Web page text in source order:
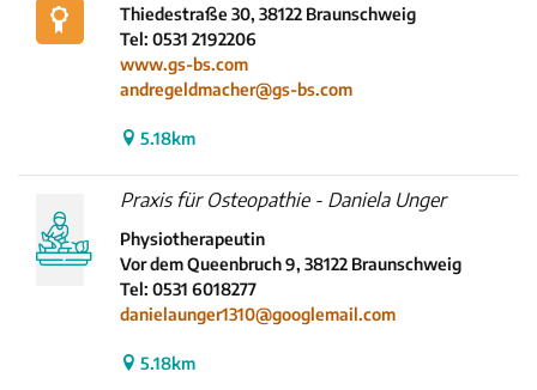
Thiedestraße 30, 38122 Braunschweig
Tel: 0531 2192206
www.gs-bs.com
andregeldmacher@gs-bs.com
5.18km
Praxis für Osteopathie - Daniela Unger
Physiotherapeutin
Vor dem Queenbruch 9, 38122 Braunschweig
Tel: 0531 6018277
danielaunger1310@googlemail.com
5.18km